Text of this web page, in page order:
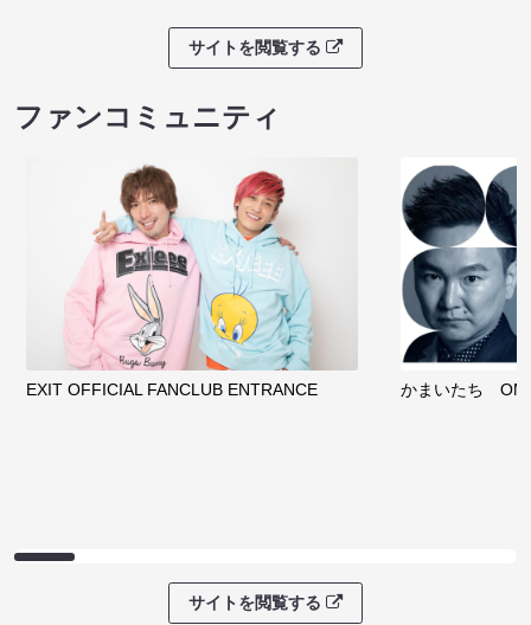
サイトを閲覧する
ファンコミュニティ
EXIT OFFICIAL FANCLUB ENTRANCE かまいたち
サイトを閲覧する